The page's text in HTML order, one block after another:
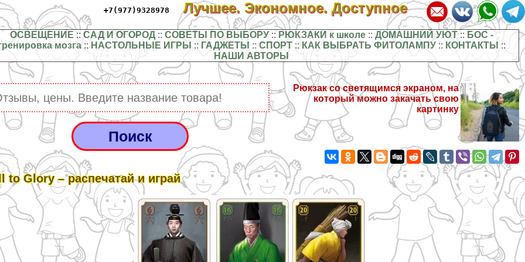
+7(977)9328978 Лучшее. Экономное. Доступное
ОСВЕЩЕНИЕ :: САД И ОГОРОД:: СОВЕТЫ ПО ВЫБОРУ:: РЮКЗАКИ к школе:: ДОМАШНИЙ УЮТ:: БОС -
мозга :: НАСТОЛЬНЫЕ ИГРЫ :: ГАДЖЕТЫ ::СПОРТ :: КАК ВЫБРАТЬ ФИТОЛАМПУ :: КОНТАКТЫ ::
НАШИ АВТОРЫ
Рюкзак со светящимся экраном, на
который можно закачать свою
картинку
to Glory – распечатай и играй